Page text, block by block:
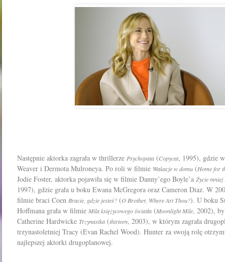
Następnie aktorka zagrała w thrillerze Psychopata (Copycat, 1995), gdzie
Weaver i Dermota Mulroneya. Po roli w filmie Wakacje w domu (Home for
Jodie Foster, aktorka pojawiła się w filmie Danny’ego Boyle’a Życie mniej
1997), gdzie grała u boku Ewana McGregora oraz Cameron Diaz. W
filmie braci Coen Bracie, gdzie jesteś? (O Brother, Where Art Thou?). U boku
Hoffmana grała w filmie Mila księżycowego światła (Moonlight Mile, 2002),
Catherine Hardwicke Trzynastka (thirteen, 2003), w którym zagrała
trzynastoletniej Tracy (Evan Rachel Wood). Hunter za swoją rolę
najlepszej aktorki drugoplanowej.